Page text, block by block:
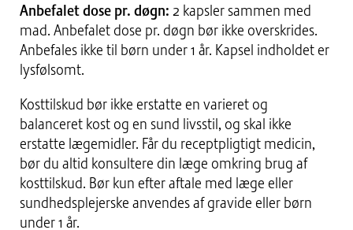
Anbefalet dose pr. døgn: 2 kapsler sammen med
mad. Anbefalet dose pr. døgn bør ikke overskrides.
Anbefales ikke til børn under 1 år. Kapsel indholdet er
lysfølsomt.
Kosttilskud bør ikke erstatte en varieret og
balanceret kost og en sund livsstil, og skal ikke
erstatte lægemidler. Får du receptpligtigt medicin,
bør du altid konsultere din læge omkring brug af
kosttilskud. Bør kun efter aftale med læge eller
sundhedsplejerske anvendes af gravide eller børn
under 1 år.